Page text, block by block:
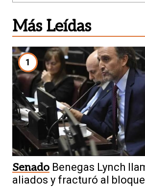
Más Leídas
1
Senado Benegas Lynch
aliados y fracturó al